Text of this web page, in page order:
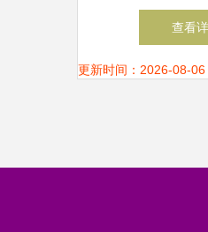
能的全方位解
查看
更新时间：2026-08-